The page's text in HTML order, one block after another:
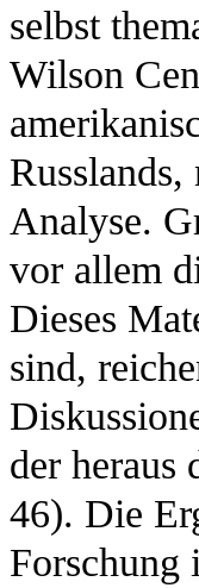
selbst
Wilson
Analyse.
vor allem
Dieses
sind,
der heraus
46). Die
Forschung